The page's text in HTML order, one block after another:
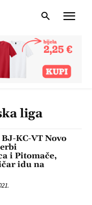
liga
KC-VT Novo
i Pitomače,
idu na